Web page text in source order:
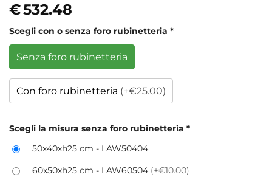
€532.48
Scegli con o senza foro rubinetteria *
Senza foro rubinetteria
Con foro rubinetteria (+€25.00)
Scegli la misura senza foro rubinetteria *
50x40xh25 cm - LAW50404
60x50xh25 cm - LAW60504 (+€10.00)